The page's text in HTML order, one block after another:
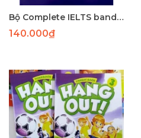
Bộ Complete IELTS band 6.5-7 (SB+WB)
140.000₫